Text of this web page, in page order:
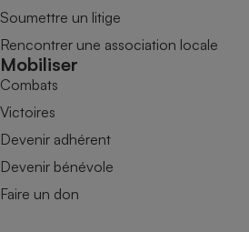
Soumettre un litige
Rencontrer une association locale
Mobiliser
Combats
Victoires
Devenir adhérent
Devenir bénévole
Faire un don